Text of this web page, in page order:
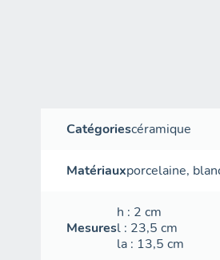
Catégoriescéramique
Matériauxporcelaine,
Mesures
h : 2 cm
l : 23,5 cm
la : 13,5 cm